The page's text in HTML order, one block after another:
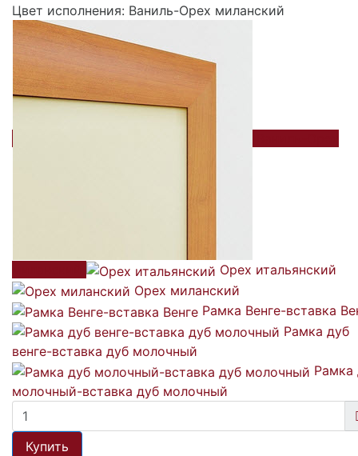
Цвет исполнения: Ваниль-Орех миланский
Орех итальянский
Орех миланский
Рамка Венге-вставка
Рамка дуб
венге-вставка дуб молочный
Рамка
молочный-вставка дуб молочный
Купить